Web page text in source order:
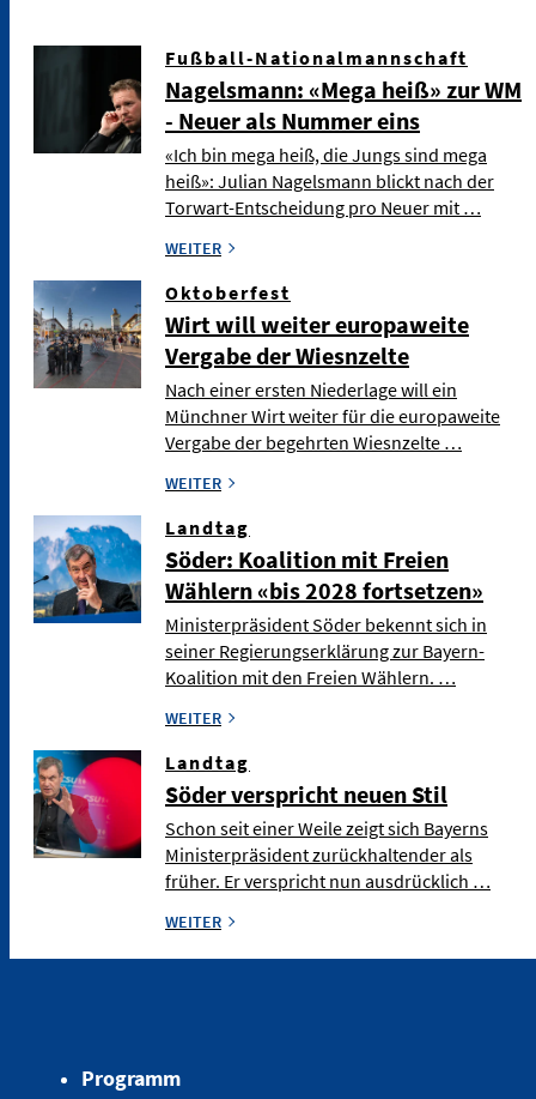
Fußball-Nationalmannschaft
Nagelsmann: «Mega heiß» zur WM
- Neuer als Nummer eins
«Ich bin mega heiß, die Jungs sind mega
heiß»: Julian Nagelsmann blickt nach der
Torwart-Entscheidung pro Neuer mit …
WEITER
Oktoberfest
Wirt will weiter europaweite
Vergabe der Wiesnzelte
Nach einer ersten Niederlage will ein
Münchner Wirt weiter für die europaweite
Vergabe der begehrten Wiesnzelte …
WEITER
Landtag
Söder: Koalition mit Freien
Wählern «bis 2028 fortsetzen»
Ministerpräsident Söder bekennt sich in
seiner Regierungserklärung zur Bayern-
Koalition mit den Freien Wählern. …
WEITER
Landtag
Söder verspricht neuen Stil
Schon seit einer Weile zeigt sich Bayerns
Ministerpräsident zurückhaltender als
früher. Er verspricht nun ausdrücklich …
WEITER
Programm